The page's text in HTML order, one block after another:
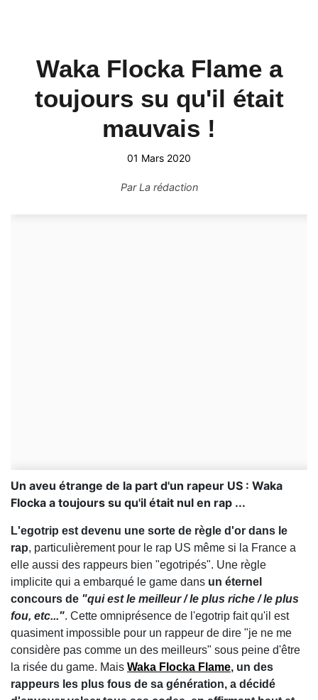
Waka Flocka Flame a
toujours su qu'il était
mauvais !
01 Mars 2020
ParLa rédaction
Un aveu étrange de la part d'un rapeur US : Waka
Flocka a toujours su qu'il était nul en rap ...
L'egotrip est devenu une sorte de règle d'or dans le
rap, particulièrement pour le rap US même si la France a
elle aussi des rappeurs bien "egotripés". Une règle
implicite qui a embarqué le game dans un éternel
concours de "qui est le meilleur / le plus riche / le plus
fou, etc...". Cette omniprésence de l'egotrip fait qu'il est
quasiment impossible pour un rappeur de dire "je ne me
considère pas comme un des meilleurs" sous peine d'être
la risée du game. Mais Waka Flocka Flame, un des
rappeurs les plus fous de sa génération, a décidé